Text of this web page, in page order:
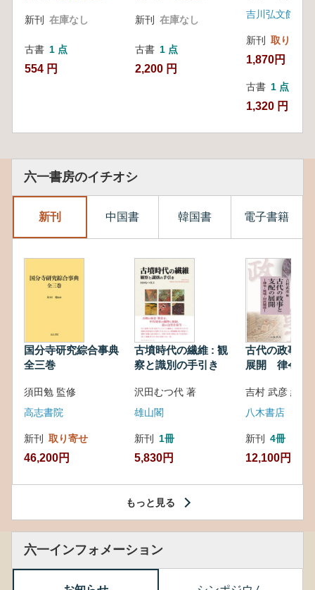
新刊 在庫なし
古書 1 点
554 円
新刊 在庫なし
古書 1 点
2,200 円
吉川弘文館
新刊 取り寄せ
1,870円
古書 1 点
1,320 円
六一書房のイチオシ
新刊 中国書 韓国書 電子書籍
国分寺研究綜合事典
全三巻
須田勉 監修
高志書院
新刊 取り寄せ
46,200円
古墳時代の繊維 : 観
察と識別の手引き
沢田むつ代 著
雄山閣
新刊 1冊
5,830円
古代の政事と
展開 律令・
吉村 武彦 編集
八木書店
新刊 4冊
12,100円
もっと見る
六一インフォメーション